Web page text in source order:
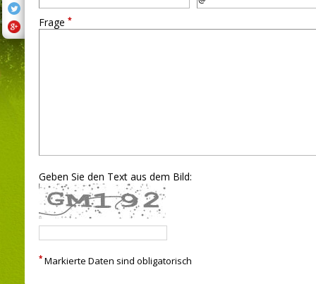
Frage *
Geben Sie den Text aus dem Bild:
* Markierte Daten sind obligatorisch